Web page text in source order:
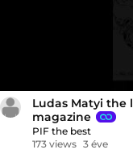
Ludas Matyi
magazine
PIF the best
173 views 3 éve